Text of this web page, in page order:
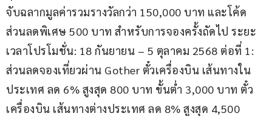
จับฉลากมูลค่ารวมรางวัลกว่า 150,000 บาท และโค้ด
ส่วนลดพิเศษ 500 บาท สำหรับการจองครั้งถัดไป ระยะ
เวลาโปรโมชั่น: 18 กันยายน – 5 ตุลาคม 2568 ต่อที่ 1:
ส่วนลดจองเที่ยวผ่าน Gother ตั๋วเครื่องบิน เส้นทางใน
ประเทศ ลด 6% สูงสุด 800 บาท ขั้นต่ำ 3,000 บาท ตั๋ว
เครื่องบิน เส้นทางต่างประเทศ ลด 8% สูงสุด 4,500